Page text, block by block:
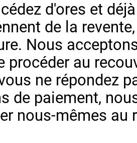
d'ores et
de la
Nous
procéder au
ne répondez
de paiement,
nous-mêmes au